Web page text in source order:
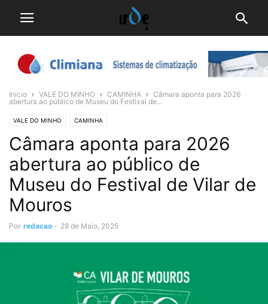
Início VALE DO MINHO CAMINHA
Câmara aponta para 2026
abertura ao público de Museu do Festival de...
VALE DO MINHO CAMINHA
Câmara aponta para 2026
abertura ao público de
Museu do Festival de Vilar de
Mouros
Por redacao - 28 de Maio, 2025